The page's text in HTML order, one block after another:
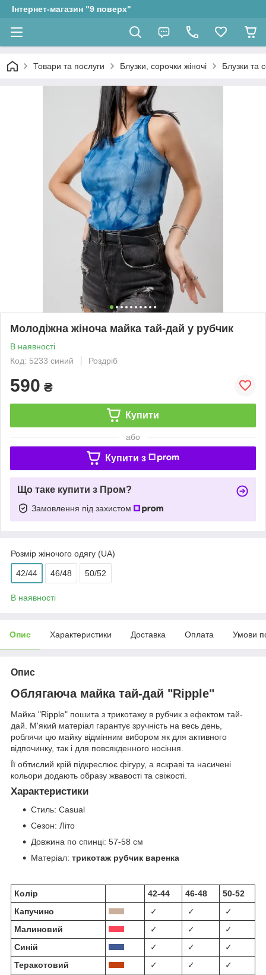
Інтернет-магазин "9 поверх"
Товари та послуги Блузки, сорочки жіночі Блузки та
Молодіжна жіноча майка тай-дай у рубчик
В наявності
Код: 5233 синий
Роздріб
590 ₴
Купити
або
Купити з
Що таке купити з Пром?
Замовлення під захистом
Розмір жіночого одягу (UA)
42/44 46/48 50/52
В наявності
Опис Характеристики Доставка Оплата Умови
Опис
Облягаюча майка тай-дай "Ripple"
Майка "Ripple" пошита з трикотажу в рубчик з ефектом тай-
дай. М'який матеріал гарантує зручність на весь день,
роблячи цю майку відмінним вибором як для активного
відпочинку, так і для повсякденного носіння.
Її обтислий крій підкреслює фігуру, а яскраві та насичені
кольори додають образу жвавості та свіжості.
Характеристики
Стиль: Casual
Сезон: Літо
Довжина по спинці: 57-58 см
Матеріал: трикотаж рубчик варенка
Колір 42-44 46-48
50-52
Капучино
✓ ✓
✓
Малиновий
✓ ✓
✓
Синій
✓ ✓
✓
Теракотовий
✓ ✓
✓